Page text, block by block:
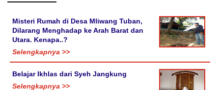
Misteri Rumah di Desa Mliwang Tuban,
Dilarang Menghadap ke Arah Barat dan
Utara. Kenapa..?
Selengkapnya >>
Belajar Ikhlas dari Syeh Jangkung
Selengkapnya >>